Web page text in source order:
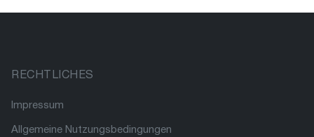
RECHTLICHES
Impressum
Allgemeine Nutzungsbedingungen